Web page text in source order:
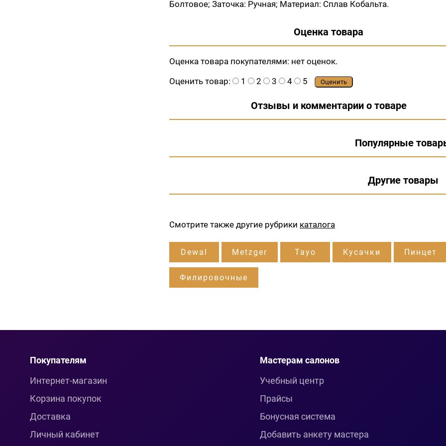
Болтовое; Заточка: Ручная; Материал: Сплав Кобальта.
Оценка товара
Оценка товара покупателями: нет оценок.
Оценить товар:
1 2 3 4 5 Оценить
Отзывы и комментарии о товаре
Популярные
Другие товары
Смотрите также другие рубрики каталога
Dewal Metzger Tayo Кусачки Пинцет
Филировочные
Покупателям
Интернет-магазин
Корзина покупок
Доставка
Личный кабинет
Мастерам салонов
Учебный центр
Прайсы
Бонусная система
Добавить анкету мастера